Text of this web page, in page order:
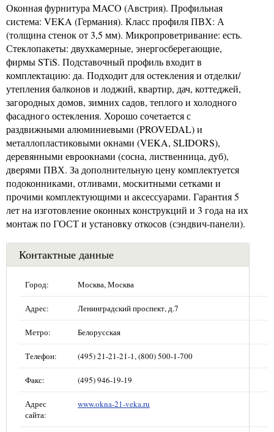
Оконная фурнитура MACO (Австрия). Профильная
система: VEKA (Германия). Класс профиля ПВХ: А
(толщина стенок от 3,5 мм). Микропроветривание: есть.
Стеклопакеты: двухкамерные, энергосберегающие,
фирмы STiS. Подставочный профиль входит в
комплектацию: да. Подходит для остекления и отделки/
утепления балконов и лоджий, квартир, дач, коттеджей,
загородных домов, зимних садов, теплого и холодного
фасадного остекления. Хорошо сочетается с
раздвижными алюминиевыми (PROVEDAL) и
металлопластиковыми окнами (VEKA, SLIDORS),
деревянными евроокнами (сосна, лиственница, дуб),
дверями ПВХ. За дополнительную цену комплектуется
подоконниками, отливами, москитными сетками и
прочими комплектующими и аксессуарами. Гарантия 5
лет на изготовление оконных конструкций и 3 года на их
монтаж по ГОСТ и установку откосов (сэндвич-панели).
Контактные данные
Город: Москва, Москва
Адрес: Ленинградский проспект, д.7
Метро: Белорусская
Телефон: (495) 21-21-21-1, (800) 500-1-700
Факс: (495) 946-19-19
Адрес
сайта:
www.okna-21-veka.ru